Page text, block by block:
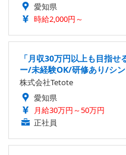
愛知県
時給2,000円～
「月収30万円以上も目指
ー/未経験OK/研修あり/シ
株式会社Tetote
愛知県
月給30万円～50万円
正社員